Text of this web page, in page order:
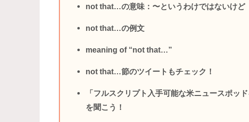
not that…の意味：〜というわけではないけど
not that…の例文
meaning of “not that…”
not that…節のツイートもチェック！
「フルスクリプト入手可能な米ニュースポッ
を聞こう！